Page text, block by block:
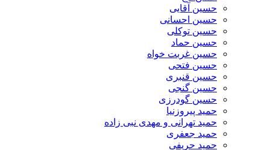
حسین آقایی
حسین احسانی
حسین توکلی
حسین حماد
حسین غربت خواه
حسین فتحی
حسین قنبری
حسین گنجی
حسین گودرزی
حمید پیروزنیا
حمید تهرانی و مهدی نبی زاده
حمید جعفری
حمید حریفی